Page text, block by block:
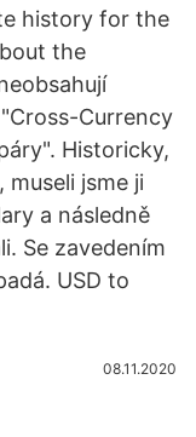
history for the
the
Currency
Historicky,
jsme ji
a následně
Se zavedením
USD to
08.11.2020